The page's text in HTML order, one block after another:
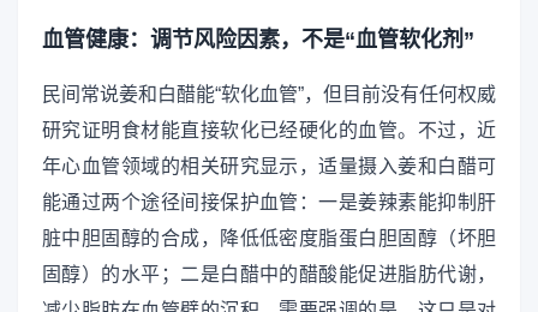
血管健康：调节风险因素，不是“血管软化剂”
民间常说姜和白醋能“软化血管”，但目前没有任何权威
研究证明食材能直接软化已经硬化的血管。不过，近
年心血管领域的相关研究显示，适量摄入姜和白醋可
能通过两个途径间接保护血管：一是姜辣素能抑制肝
脏中胆固醇的合成，降低低密度脂蛋白胆固醇（坏胆
固醇）的水平；二是白醋中的醋酸能促进脂肪代谢，